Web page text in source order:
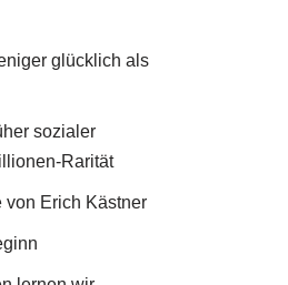
glücklich als
sozialer
Rarität
Erich Kästner